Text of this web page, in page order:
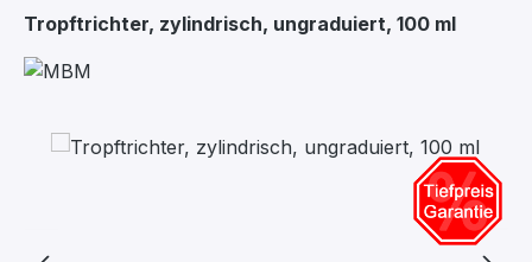
Tropftrichter, zylindrisch, ungraduiert, 100 ml
Bildergalerie überspringen